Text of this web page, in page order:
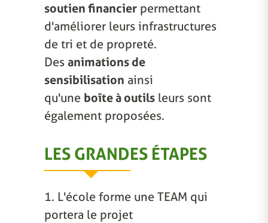
soutien financier permettant
d'améliorer leurs infrastructures
de tri et de propreté.
Des animations de
sensibilisation ainsi
qu'une boîte à outils leurs sont
également proposées.
LES GRANDES ÉTAPES
1. L'école forme une TEAM qui
portera le projet